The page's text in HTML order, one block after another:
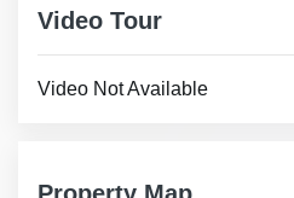
Video Tour
Video Not Available